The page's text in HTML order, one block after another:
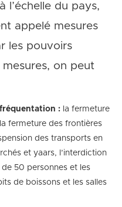
l’échelle du pays,
appelé mesures
les pouvoirs
on peut
: la fermeture
fermeture des frontières
des transports en
et yaars, l’interdiction
50 personnes et les
de boissons et les salles